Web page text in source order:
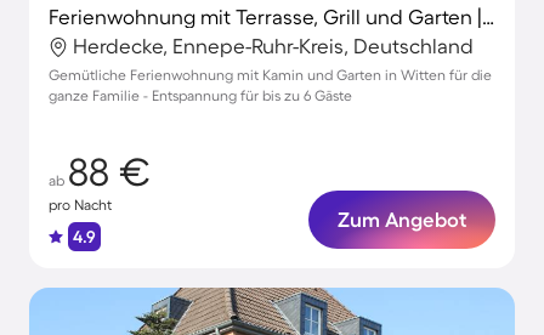
Ferienwohnung mit Terrasse, Grill und Garten | Naturblick
Herdecke, Ennepe-Ruhr-Kreis, Deutschland
Gemütliche Ferienwohnung mit Kamin und Garten in Witten für die
ganze Familie - Entspannung für bis zu 6 Gäste
ab 88 €
pro Nacht
4.9
Zum Angebot